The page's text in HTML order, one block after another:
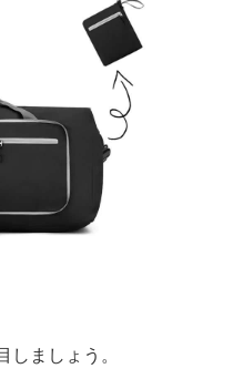
しましょう。